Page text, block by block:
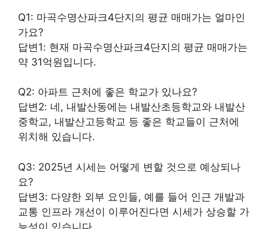
Q1: 마곡수명산파크4단지의 평균 매매가는 얼마인
가요?
답변1: 현재 마곡수명산파크4단지의 평균 매매가는
약 31억원입니다.
Q2: 아파트 근처에 좋은 학교가 있나요?
답변2: 네, 내발산동에는 내발산초등학교와 내발산
중학교, 내발산고등학교 등 좋은 학교들이 근처에
위치해 있습니다.
Q3: 2025년 시세는 어떻게 변할 것으로 예상되나
요?
답변3: 다양한 외부 요인들, 예를 들어 인근 개발과
교통 인프라 개선이 이루어진다면 시세가 상승할 가
능성이 있습니다.